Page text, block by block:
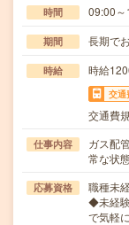
時間 09:00～
期間 長期で
時給 時給
交通
交通費
仕事内容
ガス配
常な状
応募資格
職種未
◆未経
で気軽